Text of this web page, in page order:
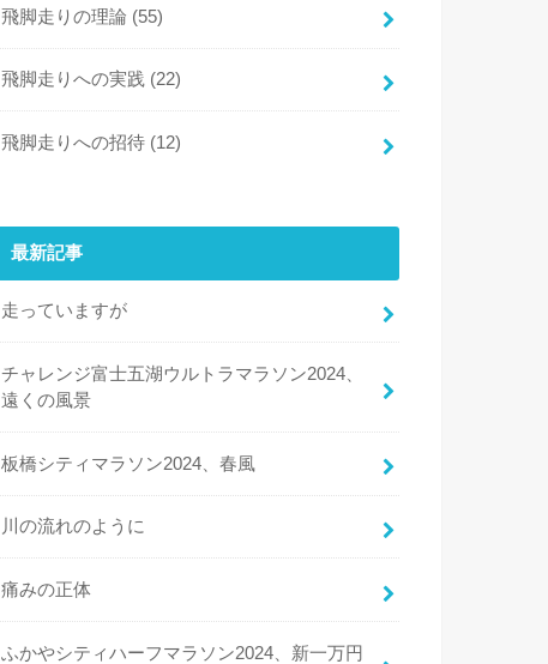
飛脚走りの理論 (55)
飛脚走りへの実践 (22)
飛脚走りへの招待 (12)
最新記事
走っていますが
チャレンジ富士五湖ウルトラマラソン2024、
遠くの風景
板橋シティマラソン2024、春風
川の流れのように
痛みの正体
ふかやシティハーフマラソン2024、新一万円